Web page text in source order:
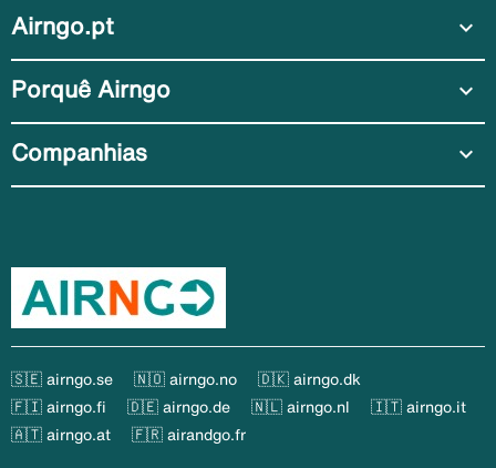
Airngo.pt expand_more
Porquê Airngo expand_more
Companhias expand_more
🇸🇪 airngo.se 🇳🇴 airngo.no
🇩🇰 airngo.dk
🇫🇮 airngo.fi
🇩🇪 airngo.de 🇳🇱 airngo.nl
🇮🇹 airngo.it
🇦🇹 airngo.at
🇫🇷 airandgo.fr